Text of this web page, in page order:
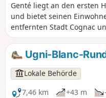
Genté liegt an den ersten
und bietet seinen
entfernten Stadt Cognac
Lebens. Der Punkt 101 ist
Gemeinde Genté, an dem
befindet. An dieser Stelle
noch einige Überreste in
vergraben sind. Außerdem
Bezugspunkt für die Höhe
Ugni-Blanc-
Lokale Behörde
7,46 km
+43 m